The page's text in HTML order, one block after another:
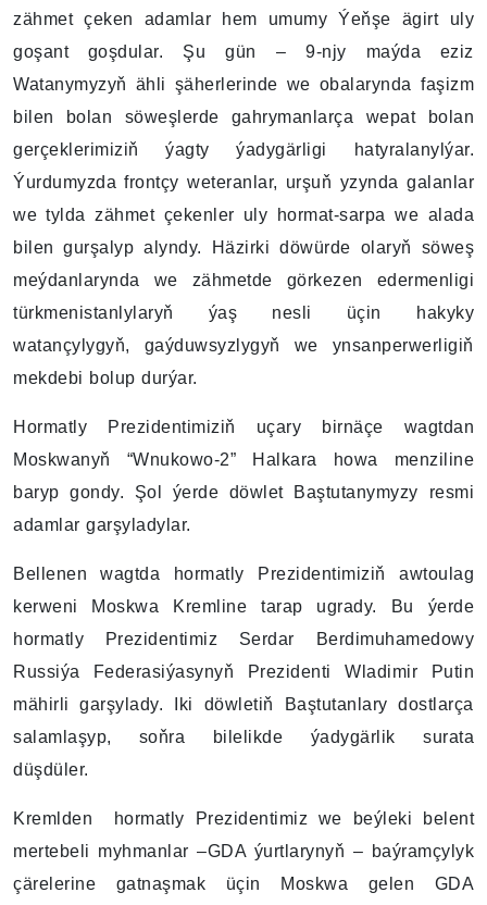
zähmet çeken adamlar hem umumy Ýeňşe ägirt uly
goşant goşdular. Şu gün – 9-njy maýda eziz
Watanymyzyň ähli şäherlerinde we obalarynda faşizm
bilen bolan söweşlerde gahrymanlarça wepat bolan
gerçeklerimiziň ýagty ýadygärligi hatyralanylýar.
Ýurdumyzda frontçy weteranlar, urşuň yzynda galanlar
we tylda zähmet çekenler uly hormat-sarpa we alada
bilen gurşalyp alyndy. Häzirki döwürde olaryň söweş
meýdanlarynda we zähmetde görkezen edermenligi
türkmenistanlylaryň ýaş nesli üçin hakyky
watançylygyň, gaýduwsyzlygyň we ynsanperwerligiň
mekdebi bolup durýar.
Hormatly Prezidentimiziň uçary birnäçe wagtdan
Moskwanyň “Wnukowo-2” Halkara howa menziline
baryp gondy. Şol ýerde döwlet Baştutanymyzy resmi
adamlar garşyladylar.
Bellenen wagtda hormatly Prezidentimiziň awtoulag
kerweni Moskwa Kremline tarap ugrady. Bu ýerde
hormatly Prezidentimiz Serdar Berdimuhamedowy
Russiýa Federasiýasynyň Prezidenti Wladimir Putin
mähirli garşylady. Iki döwletiň Baştutanlary dostlarça
salamlaşyp, soňra bilelikde ýadygärlik surata
düşdüler.
Kremlden hormatly Prezidentimiz we beýleki belent
mertebeli myhmanlar –GDA ýurtlarynyň – baýramçylyk
çärelerine gatnaşmak üçin Moskwa gelen GDA